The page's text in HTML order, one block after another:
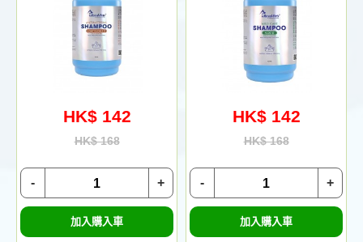
HK$ 142
HK$ 168
+
-
加入購入車
HK$ 142
HK$ 168
+
-
加入購入車